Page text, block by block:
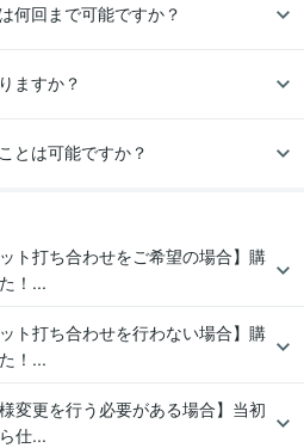
何回まで可能ですか？
ますか？
とは可能ですか？
ト打ち合わせをご希望の場合】購
！...
ト打ち合わせを行わない場合】購
！...
変更を行う必要がある場合】当初
仕...